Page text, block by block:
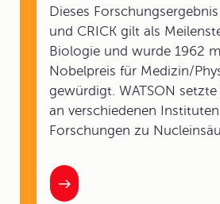
Dieses
und CRICK gilt als
Biologie und wurde 1962
Nobelpreis für Medizin/
gewürdigt. WATSON
an verschiedenen
Forschungen zu